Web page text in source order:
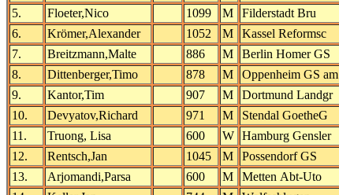
5.
Floeter,Nico 1099 M Filderstadt Bru
6.
Krömer,Alexander 1052 M Kassel Reformsc
7.
Breitzmann,Malte 886 M Berlin Homer GS
8.
Dittenberger,Timo 878 M Oppenheim GS am
9.
Kantor,Tim 907 M Dortmund Landgr
10.
Devyatov,Richard 971 M Stendal GoetheG
11.
Truong, Lisa 600 W Hamburg Gensler
12.
Rentsch,Jan 1045 M Possendorf GS
13.
Arjomandi,Parsa 600 M Metten Abt-Uto